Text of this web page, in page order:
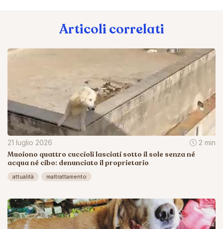
Articoli correlati
21 luglio 2026 2 min
Muoiono quattro cuccioli lasciati sotto il sole senza né
acqua né cibo: denunciato il proprietario
attualità maltrattamento